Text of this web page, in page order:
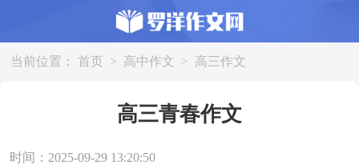
当前位置： 首页 > 高中作文 > 高三作文
高三青春作文
时间：2025-09-29 13:20:50